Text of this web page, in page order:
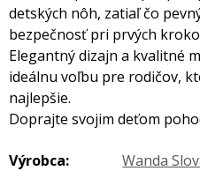
detských nôh, zatiaľ čo
bezpečnosť pri prvých
Elegantný dizajn a kvalitné
ideálnu voľbu pre rodičov,
najlepšie.
Doprajte svojim deťom
Výrobca:
Wanda